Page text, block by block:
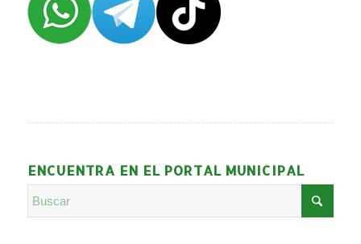
ENCUENTRA EN EL PORTAL MUNICIPAL